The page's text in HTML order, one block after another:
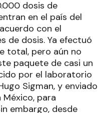
dosis de
en el país del
con el
de dosis. Ya efectuó
total, pero aún no
paquete de casi un
por el laboratorio
Sigman, y enviado
para
embargo, desde